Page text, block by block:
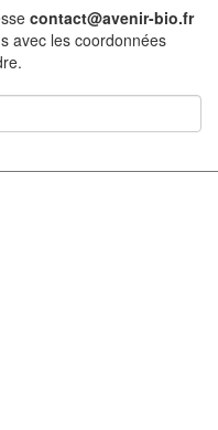
contact@avenir-bio.fr
avec les coordonnées